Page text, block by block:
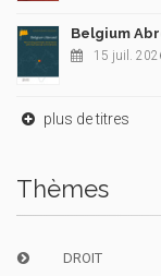
Belgium
15 juil.
plus de titres
Thèmes
DROIT